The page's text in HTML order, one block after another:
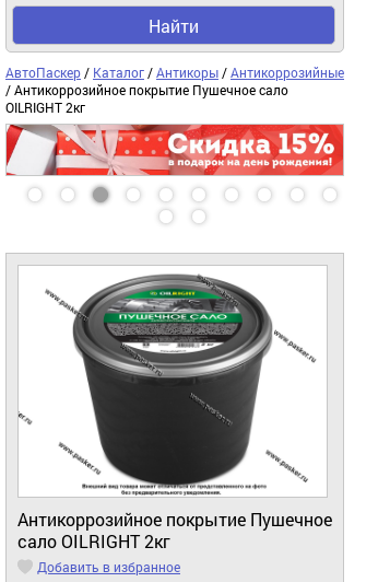
Найти
АвтоПаскер / Каталог /Антикоры /Антикоррозийные
/ Антикоррозийное покрытие Пушечное сало
OILRIGHT 2кг
Антикоррозийное покрытие Пушечное
сало OILRIGHT 2кг
Добавить в избранное